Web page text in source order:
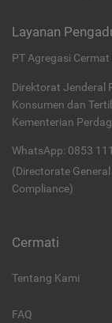
Layanan
PT Agregasi
Direktorat Jenderal
Konsumen dan
Kementerian
WhatsApp: 0853
(Directorate
Compliance)
Cermati
Tentang Kami
FAQ